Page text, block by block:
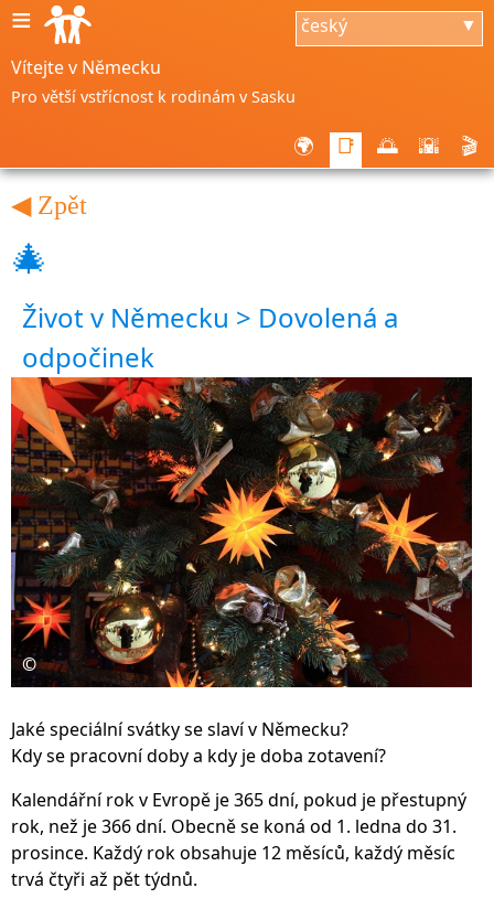
≡ český ▼
Vítejte v Německu
Pro větší vstřícnost k rodinám v Sasku
🌍 📑 🌅 🌇 🎬
◀ Zpět
🎄
Život v Německu > Dovolená a
odpočinek
©
Jaké speciální svátky se slaví v Německu?
Kdy se pracovní doby a kdy je doba zotavení?
Kalendářní rok v Evropě je 365 dní, pokud je přestupný
rok, než je 366 dní. Obecně se koná od 1. ledna do 31.
prosince. Každý rok obsahuje 12 měsíců, každý měsíc
trvá čtyři až pět týdnů.